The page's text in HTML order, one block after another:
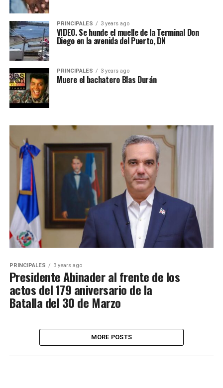
PRINCIPALES 3 years ago
VIDEO. Se hunde el muelle de la Terminal Don
Diego en la avenida del Puerto, DN
PRINCIPALES 3 years ago
Muere el bachatero Blas Durán
PRINCIPALES 3 years ago
Presidente Abinader al frente de los
actos del 179 aniversario de la
Batalla del 30 de Marzo
MORE POSTS